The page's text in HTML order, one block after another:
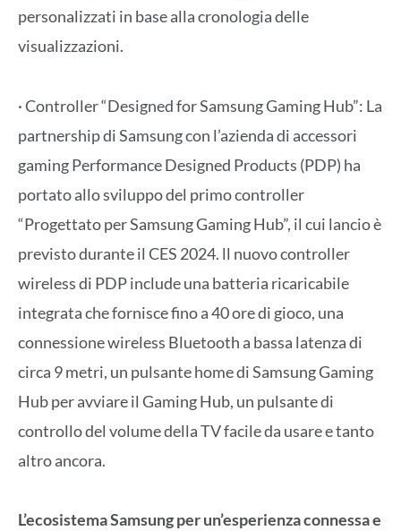
personalizzati in base alla cronologia delle
visualizzazioni.
· Controller “Designed for Samsung Gaming Hub”: La
partnership di Samsung con l’azienda di accessori
gaming Performance Designed Products (PDP) ha
portato allo sviluppo del primo controller
“Progettato per Samsung Gaming Hub”, il cui lancio è
previsto durante il CES 2024. ll nuovo controller
wireless di PDP include una batteria ricaricabile
integrata che fornisce fino a 40 ore di gioco, una
connessione wireless Bluetooth a bassa latenza di
circa 9 metri, un pulsante home di Samsung Gaming
Hub per avviare il Gaming Hub, un pulsante di
controllo del volume della TV facile da usare e tanto
altro ancora.
L’ecosistema Samsung per un’esperienza connessa e